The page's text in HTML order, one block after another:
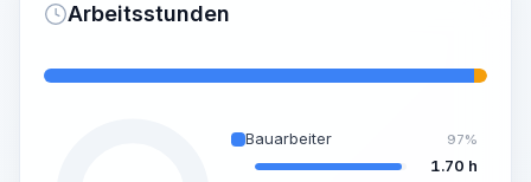
Arbeitsstunden
Bauarbeiter 97%
1.70 h